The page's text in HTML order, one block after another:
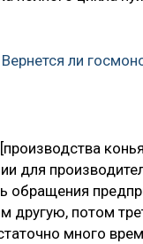
Вернется ли
для
обращения
другую, потом
много